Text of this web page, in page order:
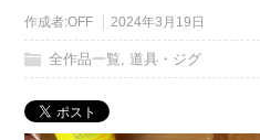
作成者:OFF 2024年3月19日
全作品一覧, 道具・ジグ